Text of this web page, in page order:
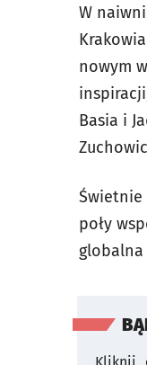
W
nowym
Basia i
Świetnie
poły